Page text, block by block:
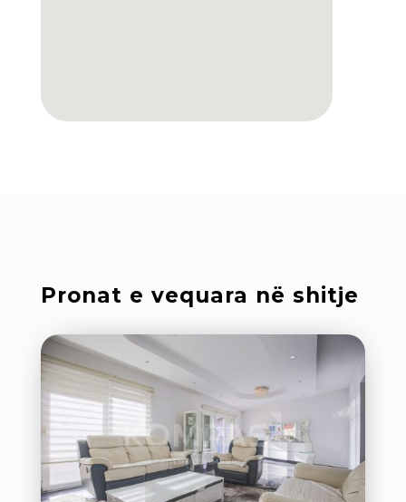
Pronat e vequara në shitje